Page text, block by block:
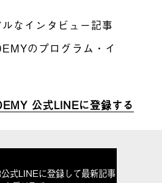
なインタビュー記事
のプログラム・イ
公式LINEに登録する
式LINEに登録して最新記事